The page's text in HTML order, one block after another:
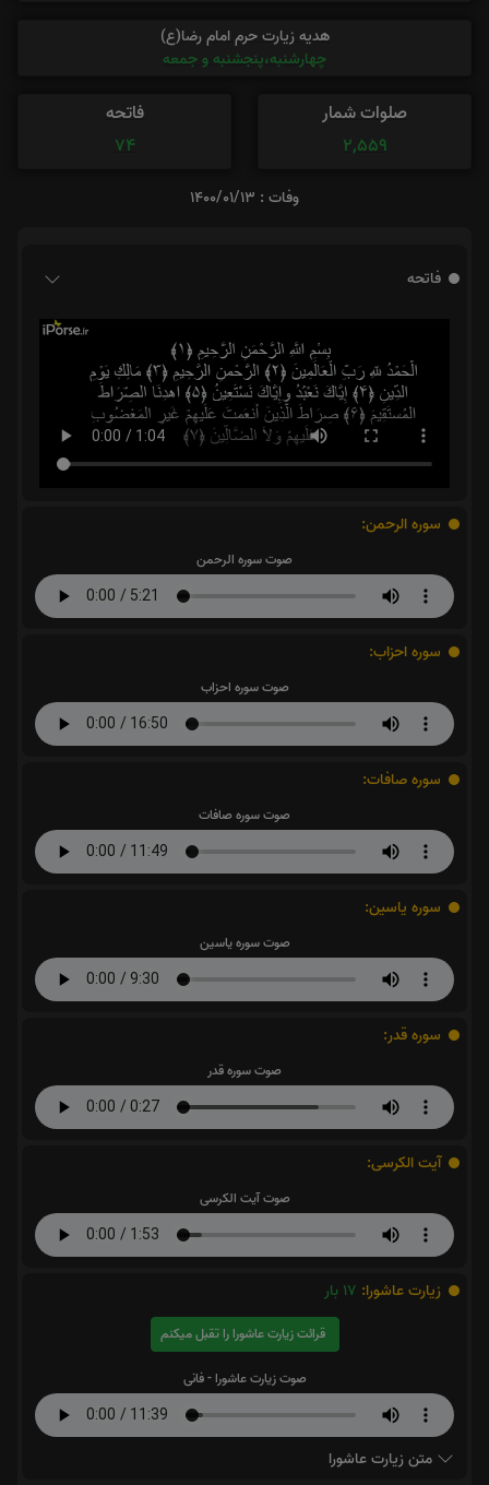
هدیه زیارت حرم امام رضا(ع)
چهارشنبه،پنجشنبه و جمعه
صلوات شمار
2,559
فاتحه
74
وفات : 1400/01/13
فاتحه
سوره الرحمن:
صوت سوره الرحمن
سوره احزاب:
صوت سوره احزاب
سوره صافات:
صوت سوره صافات
سوره یاسین:
صوت سوره یاسین
سوره قدر:
صوت سوره قدر
آیت الکرسی:
صوت آیت الکرسی
زیارت عاشورا: 17 بار
قرائت زیارت عاشورا را تقبل میکنم
صوت زیارت عاشورا - فانی
متن زیارت عاشورا